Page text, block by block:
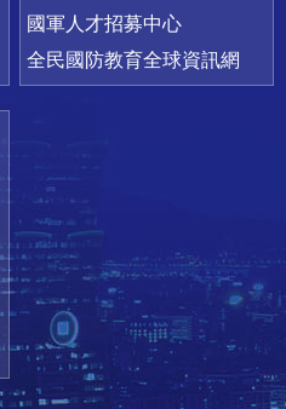
國軍人才招募中心
全民國防教育全球資訊網